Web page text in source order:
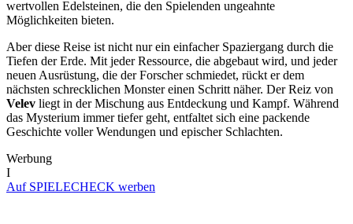
wertvollen Edelsteinen, die den Spielenden ungeahnte
Möglichkeiten bieten.
Aber diese Reise ist nicht nur ein einfacher Spaziergang durch die
Tiefen der Erde. Mit jeder Ressource, die abgebaut wird, und jeder
neuen Ausrüstung, die der Forscher schmiedet, rückt er dem
nächsten schrecklichen Monster einen Schritt näher. Der Reiz von
Velev liegt in der Mischung aus Entdeckung und Kampf. Während
das Mysterium immer tiefer geht, entfaltet sich eine packende
Geschichte voller Wendungen und epischer Schlachten.
Werbung
I
Auf SPIELECHECK werben